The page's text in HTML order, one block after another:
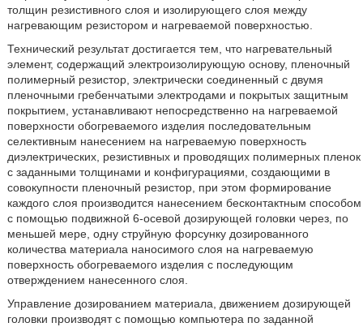
толщин резистивного слоя и изолирующего слоя между
нагревающим резистором и нагреваемой поверхностью.
Технический результат достигается тем, что нагревательный
элемент, содержащий электроизолирующую основу, пленочный
полимерный резистор, электрически соединенный с двумя
пленочными гребенчатыми электродами и покрытых защитным
покрытием, устанавливают непосредственно на нагреваемой
поверхности обогреваемого изделия последовательным
селективным нанесением на нагреваемую поверхность
диэлектрических, резистивных и проводящих полимерных пленок
с заданными толщинами и конфигурациями, создающими в
совокупности пленочный резистор, при этом формирование
каждого слоя производится нанесением бесконтактным способом
с помощью подвижной 6-осевой дозирующей головки через, по
меньшей мере, одну струйную форсунку дозированного
количества материала наносимого слоя на нагреваемую
поверхность обогреваемого изделия с последующим
отверждением нанесенного слоя.
Управление дозированием материала, движением дозирующей
головки производят с помощью компьютера по заданной